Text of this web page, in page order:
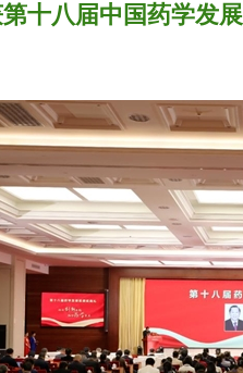
十八届中国药学发